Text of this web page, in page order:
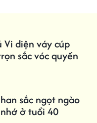
Vi diện váy cúp
sắc vóc quyến
sắc ngọt ngào
ở tuổi 40